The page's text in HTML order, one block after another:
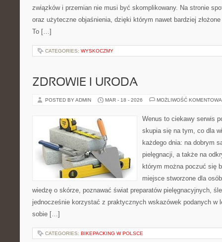
związków i przemian nie musi być skomplikowany. Na stronie
oraz użyteczne objaśnienia, dzięki którym nawet bardziej
To […]
CATEGORIES: WYSKOCZMY
ZDROWIE I URODA
POSTED BY ADMIN MAR - 18 - 2026 MOŻLIWOŚĆ
Wenus to ciekawy serwis
skupia się na tym, co dla
każdego dnia: na dobrym
pielęgnacji, a także na
którym można poczuć się
miejsce stworzone dla
wiedzę o skórze, poznawać świat preparatów pielęgnacyjnych,
jednocześnie korzystać z praktycznych wskazówek podanych w
sobie […]
CATEGORIES: BIKEPACKING W POLSCE